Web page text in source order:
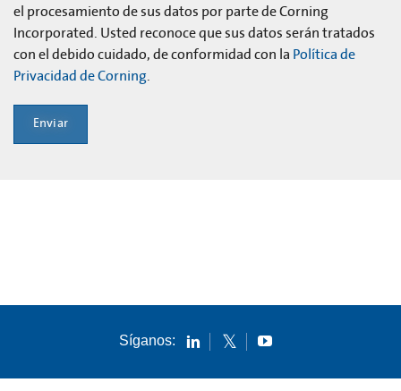
el procesamiento de sus datos por parte de Corning
Incorporated. Usted reconoce que sus datos serán tratados
con el debido cuidado, de conformidad con la Política de
Privacidad de Corning.
Enviar
Síganos: